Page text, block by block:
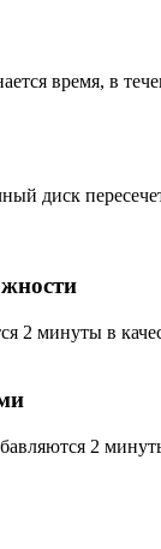
время, в
диск
2 минуты в
2